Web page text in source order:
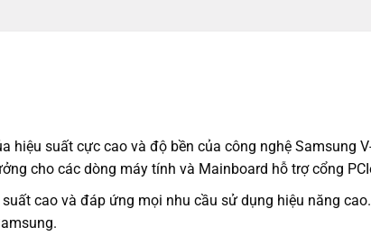
hiệu suất cực cao và độ bền của công nghệ Samsung
cho các dòng máy tính và Mainboard hỗ trợ cổng
cao và đáp ứng mọi nhu cầu sử dụng hiệu năng